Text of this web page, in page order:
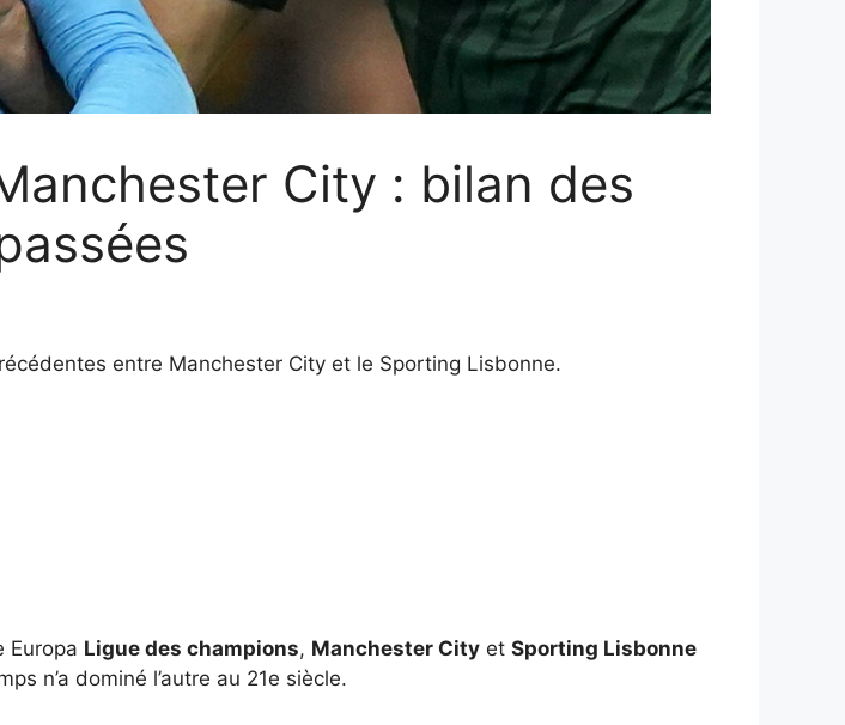
City : bilan des
entre Manchester City et le Sporting Lisbonne.
Europa Ligue des champions, Manchester City et Sporting Lisbonne
n’a dominé l’autre au 21e siècle.